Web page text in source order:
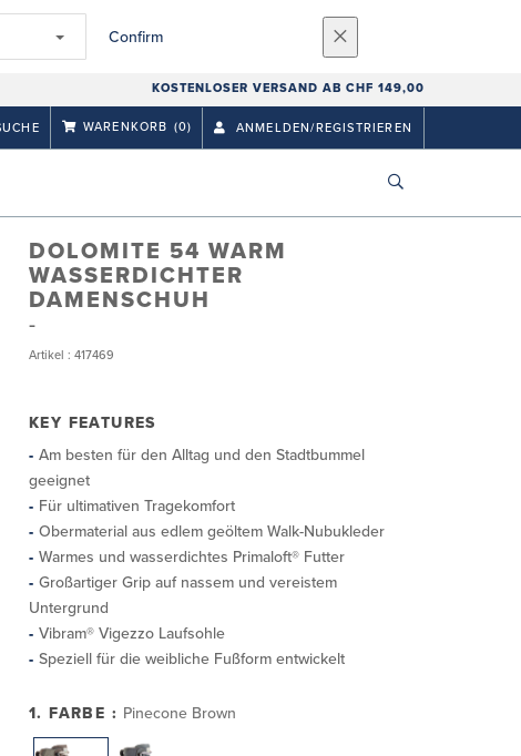
Confirm
KOSTENLOSER VERSAND AB CHF 149,00
WARENKORB (0) ANMELDEN/REGISTRIEREN
DOLOMITE 54 WARM
WASSERDICHTER
DAMENSCHUH
Artikel : 417469
KEY FEATURES
Am besten für den Alltag und den Stadtbummel
geeignet
Für ultimativen Tragekomfort
Obermaterial aus edlem geöltem Walk-Nubukleder
Warmes und wasserdichtes Primaloft® Futter
Großartiger Grip auf nassem und vereistem
Untergrund
Vibram® Vigezzo Laufsohle
Speziell für die weibliche Fußform entwickelt
1. FARBE : Pinecone Brown